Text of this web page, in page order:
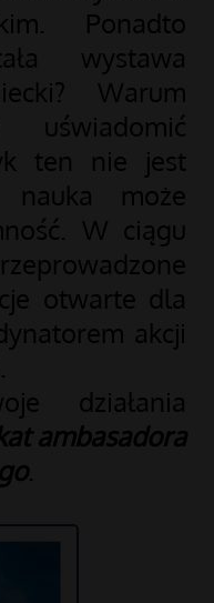
Ponadto
wystawa
Warum
uświadomić
ten nie jest
może
W ciągu
otwarte dla
akcji
działania
ambasadora
.